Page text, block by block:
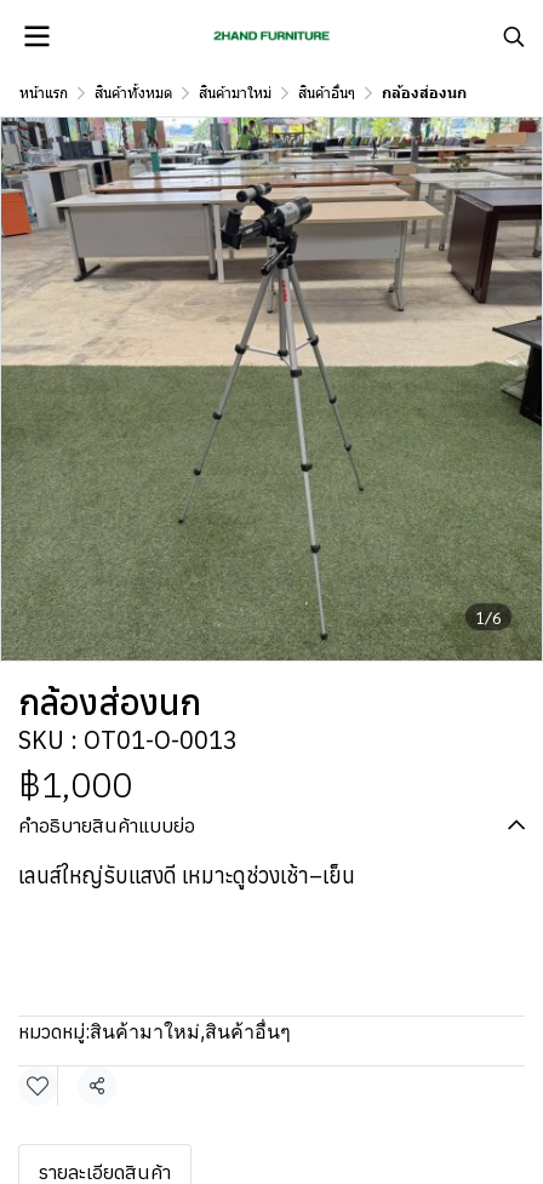
หน้าแรก สินค้าทั้งหมด สินค้ามาใหม่ สินค้าอื่นๆ กล้องส่องนก
1/6
กล้องส่องนก
SKU : OT01-O-0013
฿1,000
คำอธิบายสินค้าแบบย่อ
เลนส์ใหญ่รับแสงดี เหมาะดูช่วงเช้า–เย็น
หมวดหมู่:สินค้ามาใหม่,สินค้าอื่นๆ
แชร์
รายละเอียดสินค้า